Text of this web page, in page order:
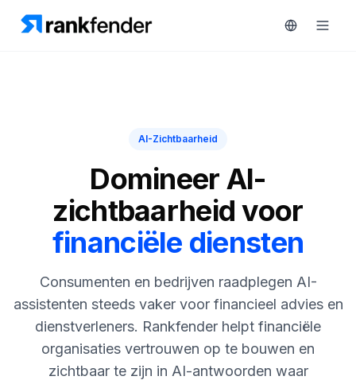
RAIVE
Engine
Zoekwoordintelligentie
HANDELEN
Content
Engine
Oplossingen
Bronnen
Prijzen
boeken
AI-Zichtbaarheid
Domineer AI-
zichtbaarheid voor
financiële diensten
Consumenten en bedrijven raadplegen AI-
assistenten steeds vaker voor financieel advies en
dienstverleners. Rankfender helpt financiële
organisaties vertrouwen op te bouwen en
zichtbaar te zijn in AI-antwoorden waar